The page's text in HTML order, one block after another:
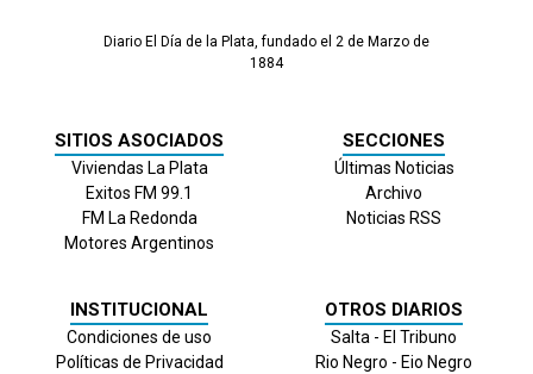
Diario El Día de la Plata, fundado el 2 de Marzo de
1884
SITIOS ASOCIADOS
Viviendas La Plata
Exitos FM 99.1
FM La Redonda
Motores Argentinos
SECCIONES
Últimas Noticias
Archivo
Noticias RSS
INSTITUCIONAL
Condiciones de uso
Políticas de Privacidad
OTROS DIARIOS
Salta - El Tribuno
Rio Negro - Eio Negro